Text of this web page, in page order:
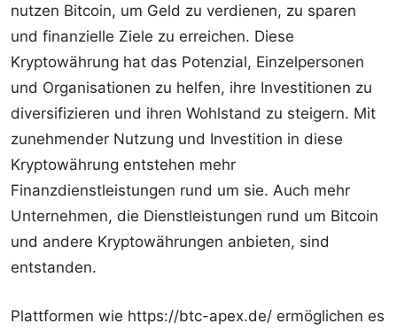
nutzen Bitcoin, um Geld zu verdienen, zu sparen
und finanzielle Ziele zu erreichen. Diese
Kryptowährung hat das Potenzial, Einzelpersonen
und Organisationen zu helfen, ihre Investitionen zu
diversifizieren und ihren Wohlstand zu steigern. Mit
zunehmender Nutzung und Investition in diese
Kryptowährung entstehen mehr
Finanzdienstleistungen rund um sie. Auch mehr
Unternehmen, die Dienstleistungen rund um Bitcoin
und andere Kryptowährungen anbieten, sind
entstanden.
Plattformen wie https://btc-apex.de/ ermöglichen es